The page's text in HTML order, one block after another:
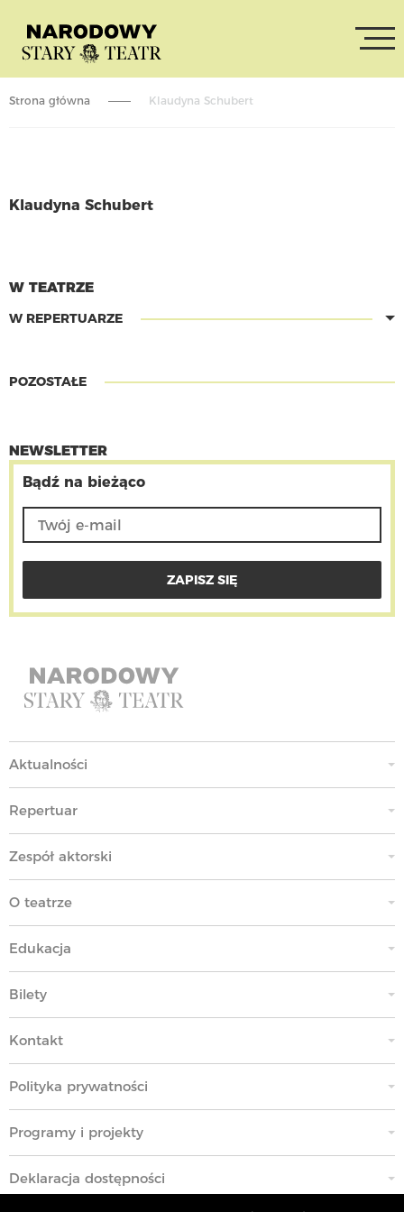
Strona główna Klaudyna Schubert
Klaudyna Schubert
CZYTAJ WIĘCEJ
W TEATRZE
W REPERTUARZE
POZOSTAŁE
NEWSLETTER
Bądź na bieżąco
Aktualności
Repertuar
Zespół aktorski
O teatrze
Edukacja
Bilety
Kontakt
Polityka prywatności
Programy i projekty
Deklaracja dostępności